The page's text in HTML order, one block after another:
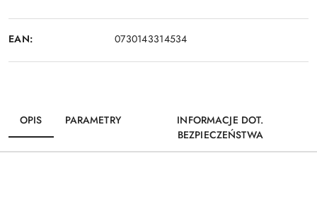
EAN: 0730143314534
OPIS PARAMETRY
INFORMACJE DOT.
BEZPIECZEŃSTWA